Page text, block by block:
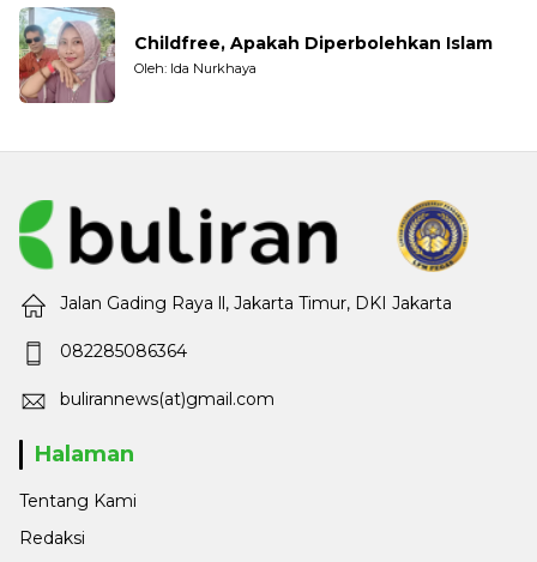
Childfree, Apakah Diperbolehkan Islam
Oleh: Ida Nurkhaya
Jalan Gading Raya ll, Jakarta Timur, DKI Jakarta
082285086364
bulirannews(at)gmail.com
Halaman
Tentang Kami
Redaksi